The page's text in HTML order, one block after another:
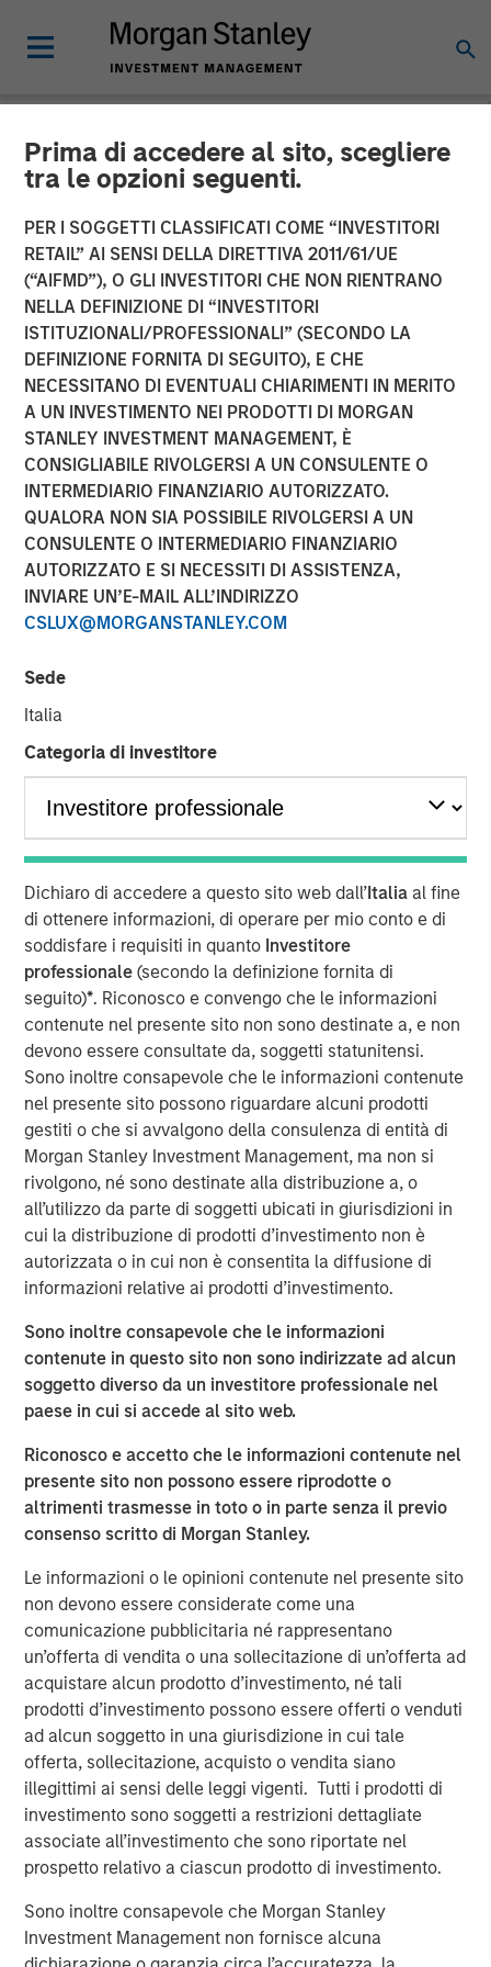
Prima di accedere al sito, scegliere
tra le opzioni seguenti.
PER I SOGGETTI CLASSIFICATI COME “INVESTITORI
RETAIL” AI SENSI DELLA DIRETTIVA 2011/61/UE
(“AIFMD”), O GLI INVESTITORI CHE NON RIENTRANO
NELLA DEFINIZIONE DI “INVESTITORI
ISTITUZIONALI/PROFESSIONALI” (SECONDO LA
DEFINIZIONE FORNITA DI SEGUITO), E CHE
NECESSITANO DI EVENTUALI CHIARIMENTI IN MERITO
A UN INVESTIMENTO NEI PRODOTTI DI MORGAN
STANLEY INVESTMENT MANAGEMENT, È
CONSIGLIABILE RIVOLGERSI A UN CONSULENTE O
INTERMEDIARIO FINANZIARIO AUTORIZZATO.
QUALORA NON SIA POSSIBILE RIVOLGERSI A UN
CONSULENTE O INTERMEDIARIO FINANZIARIO
AUTORIZZATO E SI NECESSITI DI ASSISTENZA,
INVIARE UN’E-MAIL ALL’INDIRIZZO
CSLUX@MORGANSTANLEY.COM
Sede
Italia
Categoria di investitore
Dichiaro di accedere a questo sito web dall’Italia al fine
di ottenere informazioni, di operare per mio conto e di
soddisfare i requisiti in quanto Investitore
professionale(secondo la definizione fornita di
seguito)*. Riconosco e convengo che le informazioni
contenute nel presente sito non sono destinate a, e non
devono essere consultate da, soggetti statunitensi.
Sono inoltre consapevole che le informazioni contenute
nel presente sito possono riguardare alcuni prodotti
gestiti o che si avvalgono della consulenza di entità di
Morgan Stanley Investment Management, ma non si
rivolgono, né sono destinate alla distribuzione a, o
all’utilizzo da parte di soggetti ubicati in giurisdizioni in
cui la distribuzione di prodotti d’investimento non è
autorizzata o in cui non è consentita la diffusione di
informazioni relative ai prodotti d’investimento.
Sono inoltre consapevole che le informazioni
contenute in questo sito non sono indirizzate ad alcun
soggetto diverso da un investitore professionale nel
paese in cui si accede al sito web.
Riconosco e accetto che le informazioni contenute nel
presente sito non possono essere riprodotte o
altrimenti trasmesse in toto o in parte senza il previo
consenso scritto di Morgan Stanley.
Le informazioni o le opinioni contenute nel presente sito
non devono essere considerate come una
comunicazione pubblicitaria né rappresentano
un’offerta di vendita o una sollecitazione di un’offerta ad
acquistare alcun prodotto d’investimento, né tali
prodotti d’investimento possono essere offerti o venduti
ad alcun soggetto in una giurisdizione in cui tale
offerta, sollecitazione, acquisto o vendita siano
illegittimi ai sensi delle leggi vigenti. Tutti i prodotti di
investimento sono soggetti a restrizioni dettagliate
associate all’investimento che sono riportate nel
prospetto relativo a ciascun prodotto di investimento.
Sono inoltre consapevole che Morgan Stanley
Investment Management non fornisce alcuna
NEWSROOM
Morgan Stanley Global
Private Equity Completes
Investment in Pathway
Partners
22 AGOSTO 2016
NEW YORK— Aug 22, 2016
Investment funds managed by Morgan Stanley Global
Private Equity (collectively, “MSPE”) announced today
Partners Vet Holding LLC (“Pathway” or the “Company”).
Founded by Dr. Jasen Trautwein in Austin, TX and led by
hospital owner and operator. MSPE is partnering with Dr.
will remain in place and retain a significant minority stake
in the Company.
Pathway owns over 30 general and specialty veterinary
hospitals, and, together with their talented veterinarians
and staff, are dedicated to providing the highest and most
ethical standard of patient care. Pathway seeks to be a
partner of choice for veterinarians wishing to realize
some personal liquidity while retaining a minority interest
in a rapidly-growing and ‘vet-friendly’ holding company.
The Company provides systems and processes to
enhance productivity and improve medical services while
maintaining the practice’s local culture and community
identity.
Pathway and MSPE intend to grow meaningfully in the
coming years through organic and acquisition-driven
growth. Additionally, as part of the transaction, Pathway
is acquiring a majority interest in Thrive, a new veterinary
clinic concept focused on affordable and convenient
care.
Aaron Sack, co-head of Morgan Stanley Global Private
Equity, said, “We are excited for the opportunity to partner
with Pathway. Morgan Stanley Global Private Equity has a
history of investing in founder-owned companies in
attractive industries. Dr. Trautwein and his talented
leadership team represent one of the highest quality
platforms in the fragmented yet consolidating veterinary
Gary Matthews, managing director and operating partner
of Morgan Stanley Global Private Equity, added, “The
Company’s strong culture and dedication to patient care
have positioned Pathway as an industry leader. We look
forward to collaborating with Pathway’s talented
management team to drive organic and acquisition-
fueled growth.”
Dr. Trautwein, founder of Pathway, said, “We are excited
to partner with Morgan Stanley Global Private Equity and
enter a new phase of growth. We are proud of the
platform we have established and expect this new
partnership to deliver significant value as we expand. Our
unique value proposition combined with our unmatched
network of relationships with leading veterinary practice